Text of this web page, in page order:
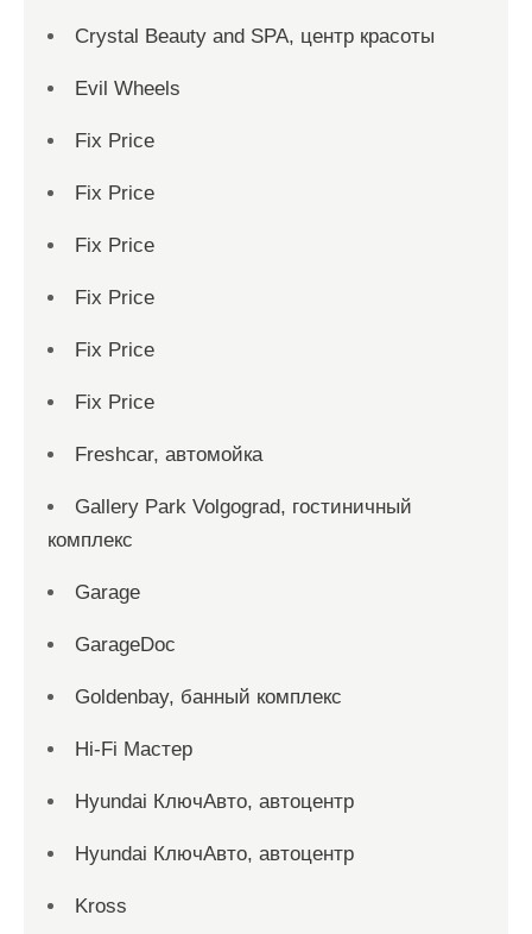
Crystal Beauty and SPA, центр красоты
Evil Wheels
Fix Price
Fix Price
Fix Price
Fix Price
Fix Price
Fix Price
Freshcar, автомойка
Gallery Park Volgograd, гостиничный
комплекс
Garage
GarageDoc
Goldenbay, банный комплекс
Hi-Fi Мастер
Hyundai КлючАвто, автоцентр
Hyundai КлючАвто, автоцентр
Kross